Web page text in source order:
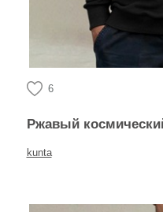
6
Ржавый космический
kunta